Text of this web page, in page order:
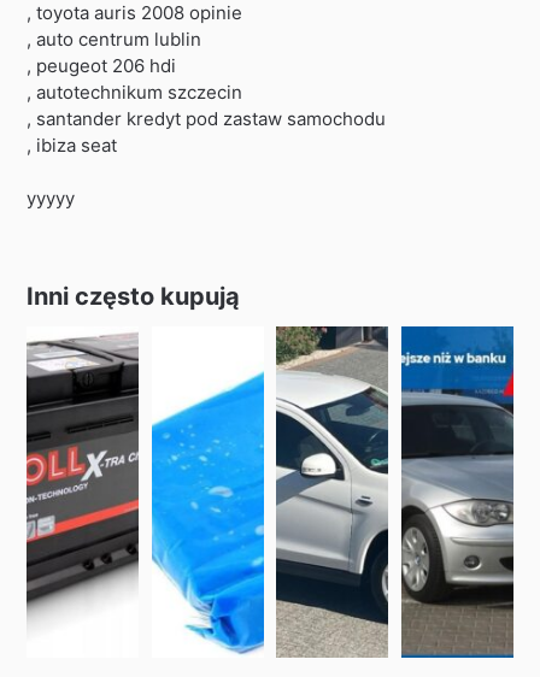
, toyota auris 2008 opinie
, auto centrum lublin
, peugeot 206 hdi
, autotechnikum szczecin
, santander kredyt pod zastaw samochodu
, ibiza seat
yyyyy
Inni często kupują